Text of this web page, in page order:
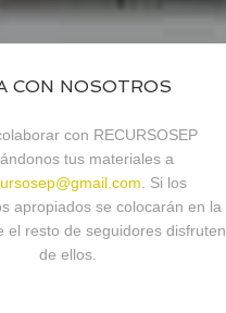
CON NOSOTROS
con RECURSOSEP
tus materiales a
. Si los
apropiados se colocarán en la
el resto de seguidores disfruten
de ellos.